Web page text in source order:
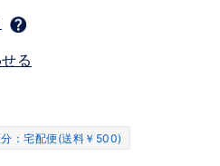
る
：宅配便(送料￥500)